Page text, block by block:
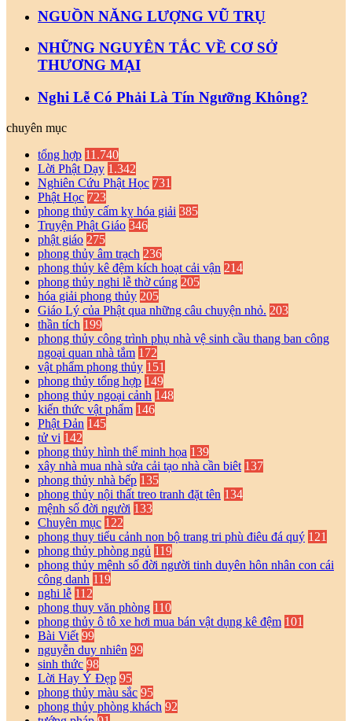
NGUỒN NĂNG LƯỢNG VŨ TRỤ
NHỮNG NGUYÊN TẮC VỀ CƠ SỞ
THƯƠNG MẠI
Nghi Lễ Có Phải Là Tín Ngưỡng Không?
chuyên mục
tổng hợp 11.740
Lời Phật Dạy 1.342
Nghiên Cứu Phật Học 731
Phật Học 723
phong thủy cấm kỵ hóa giải 385
Truyện Phật Giáo 346
phật giáo 275
phong thủy âm trạch 236
phong thủy kê đệm kích hoạt cải vận 214
phong thủy nghi lễ thờ cúng 205
hóa giải phong thủy 205
Giáo Lý của Phật qua những câu chuyện nhỏ. 203
thần tích 199
phong thủy công trình phụ nhà vệ sinh cầu thang ban công
ngoại quan nhà tắm 172
vật phẩm phong thủy 151
phong thủy tổng hợp 149
phong thủy ngoại cảnh 148
kiến thức vật phẩm 146
Phật Đản 145
tử vi 142
phong thủy hình thế minh họa 139
xây nhà mua nhà sửa cải tạo nhà cần biêt 137
phong thủy nhà bếp 135
phong thủy nội thất treo tranh đặt tên 134
mệnh số đời người 133
Chuyên mục 122
phong thuy tiểu cảnh non bộ trang tri phù điêu đá quý 121
phong thủy phòng ngủ 119
phong thủy mệnh số đời người tinh duyên hôn nhân con cái
công danh 119
nghi lễ 112
phong thuy văn phòng 110
phong thủy ô tô xe hơi mua bán vật dụng kê đệm 101
Bài Viết 99
nguyễn duy nhiên 99
sinh thức 98
Lời Hay Ý Đẹp 95
phong thủy màu sắc 95
phong thủy phòng khách 92